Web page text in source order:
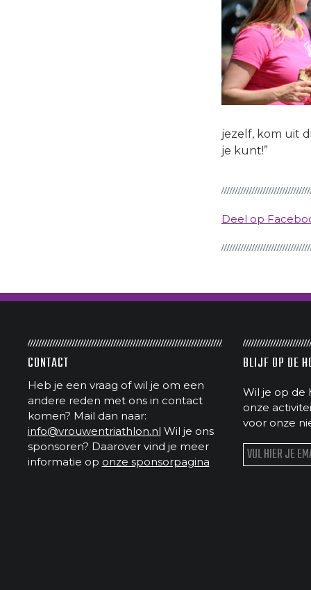
jezelf, kom uit
je kunt!”
Deel op
CONTACT
Heb je een vraag of wil je om een
andere reden met ons in contact
komen? Mail dan naar:
info@vrouwentriathlon.nl Wil je ons
sponsoren? Daarover vind je meer
informatie op onze sponsorpagina
BLIJF OP DE
Wil je op de
onze
voor onze